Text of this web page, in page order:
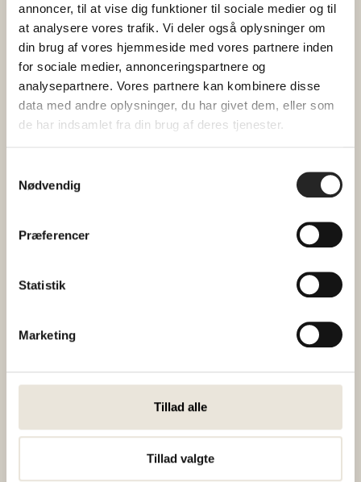
annoncer, til at vise dig funktioner til sociale medier og til
at analysere vores trafik. Vi deler også oplysninger om
din brug af vores hjemmeside med vores partnere inden
for sociale medier, annonceringspartnere og
analysepartnere. Vores partnere kan kombinere disse
data med andre oplysninger, du har givet dem, eller som
de har indsamlet fra din brug af deres tjenester.
Nødvendig
Præferencer
Statistik
Marketing
Tillad alle
Tillad valgte
Ønsker du at udvide din aften?
17.00 Samtalesalon med One Collection/House
of Finn Juhl (book din gratisbillet her
18.00 Fællesspisning (book din spisebillet her)
Allergier skal oplyses
før.
arrangementet aflyses grundet for få tilmeldte.
onsdag
onsdag